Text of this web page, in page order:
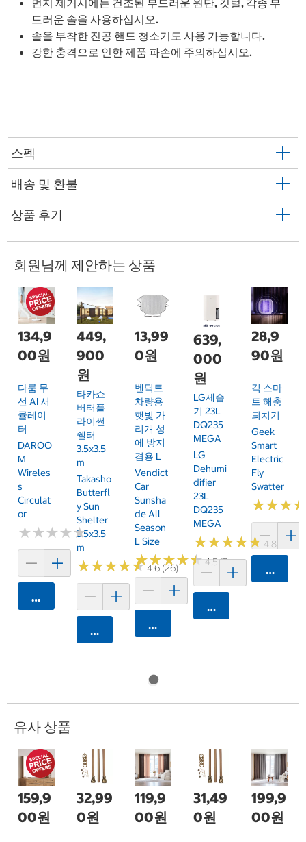
먼지 제거시에는 건조된 부드러운 원단, 깃털, 각종 부
드러운 솔을 사용하십시오.
솔을 부착한 진공 핸드 청소기도 사용 가능합니다.
강한 충격으로 인한 제품 파손에 주의하십시오.
스펙
배송 및 환불
상품 후기
회원님께 제안하는 상품
134,9
00원
다룸 무
선 AI 서
큘레이
터
DAROO
M
Wireles
S
Circulat
Or
★★★★★
★★★★★
카트에 담기
449,
900
원
타카쇼
버터플
라이썬
쉘터
3.5x3.5
M
Takasho
Butterfl
Y Sun
Shelter
3.5x3.5
M
★★★★★
★★★★★4.6 (26)
카트에 담기
13,99
0원
벤딕트
차량용
햇빛 가
리개 성
에 방지
겸용 L
Vendict
Car
Sunsha
De All
Season
L Size
★★★★★
★★★★★4.5 (2)
카트에 담기
639,
000
원
LG제습
기 23L
DQ235
MEGA
LG
Dehumi
Difier
23L
DQ235
MEGA
★★★★★
★★★★★ 4.8 (20)
카트에 담기
28,9
90원
긱 스마
트 해충
퇴치기
Geek
Smart
Electric
Fly
Swatter
★★★
★★★
카트에
유사 상품
159,9
00원
32,99
0원
119,9
00원
31,49
0원
199,9
00원